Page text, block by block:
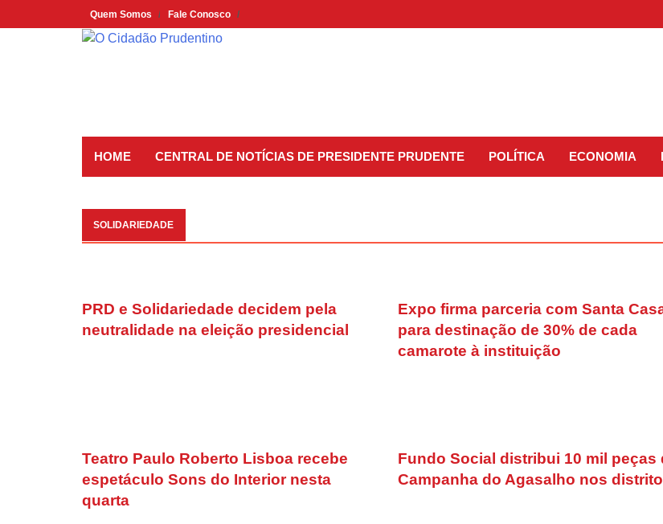
to
Quem Somos Fale Conosco
HOME CENTRAL DE NOTÍCIAS DE PRESIDENTE PRUDENTE POLÍTICA ECONOMIA
SOLIDARIEDADE
PRD e Solidariedade decidem pela
neutralidade na eleição presidencial
Expo firma parceria com Santa
para destinação de 30% de cada
camarote à instituição
Teatro Paulo Roberto Lisboa recebe
espetáculo Sons do Interior nesta
quarta
Fundo Social distribui 10 mil peças
Campanha do Agasalho nos